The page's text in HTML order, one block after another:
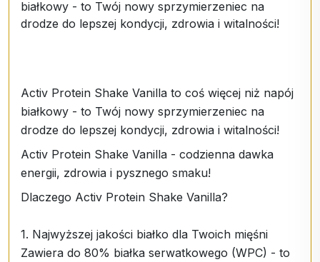
białkowy - to Twój nowy sprzymierzeniec na
drodze do lepszej kondycji, zdrowia i witalności!
Activ Protein Shake Vanilla to coś więcej niż napój
białkowy - to Twój nowy sprzymierzeniec na
drodze do lepszej kondycji, zdrowia i witalności!
Activ Protein Shake Vanilla - codzienna dawka
energii, zdrowia i pysznego smaku!
Dlaczego Activ Protein Shake Vanilla?
1. Najwyższej jakości białko dla Twoich mięśni
Zawiera do 80% białka serwatkowego (WPC) - to